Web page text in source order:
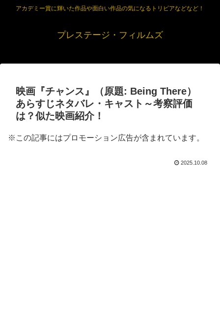
アカデミー賞に輝いた作品や面白い作品の気になるトリビアなどなど！
プレステージ・フィルムズ
映画『チャンス』（原題: Being There）
あらすじネタバレ・キャスト～考察評価
は？似た映画紹介！
※この記事にはプロモーション広告が含まれています。
2025.10.08